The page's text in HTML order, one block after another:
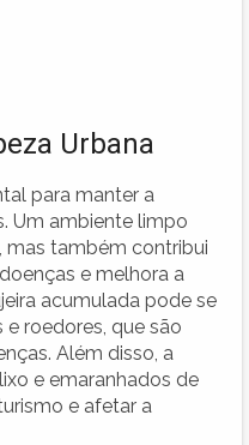
Urbana
para manter a
Um ambiente limpo
mas também contribui
e melhora a
acumulada pode se
roedores, que são
Além disso, a
e emaranhados de
e afetar a